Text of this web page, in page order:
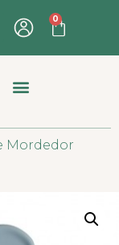
0
Mordedor